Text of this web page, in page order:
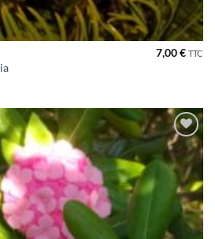
7,00€ TTC
Ajouter
à la liste
de
souhaits